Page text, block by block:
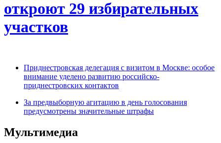
откроют 29 избирательных
участков
Приднестровская делегация с визитом в Москве: особое
внимание уделено развитию российско-
приднестровских контактов
За предвыборную агитацию в день голосования
предусмотрены значительные штрафы
Мультимедиа